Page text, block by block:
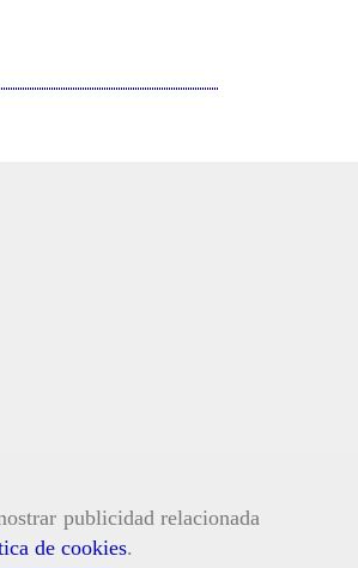
publicidad relacionada
de cookies.